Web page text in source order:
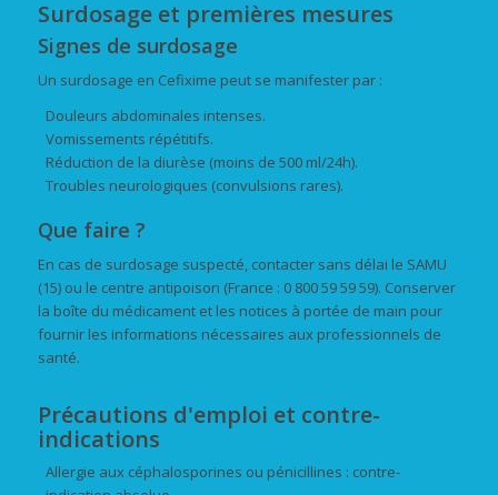
Surdosage et premières mesures
Signes de surdosage
Un surdosage en Cefixime peut se manifester par :
Douleurs abdominales intenses.
Vomissements répétitifs.
Réduction de la diurèse (moins de 500 ml/24h).
Troubles neurologiques (convulsions rares).
Que faire ?
En cas de surdosage suspecté, contacter sans délai le SAMU
(15) ou le centre antipoison (France : 0 800 59 59 59). Conserver
la boîte du médicament et les notices à portée de main pour
fournir les informations nécessaires aux professionnels de
santé.
Précautions d'emploi et contre-
indications
Allergie aux céphalosporines ou pénicillines : contre-